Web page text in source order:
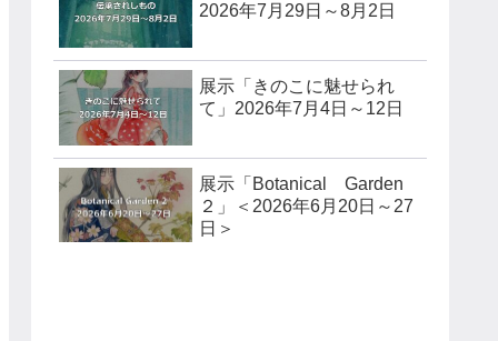
2026年7月29日～8月2日
展示「きのこに魅せられ
て」2026年7月4日～12日
展示「Botanical Garden
２」＜2026年6月20日～27
日＞